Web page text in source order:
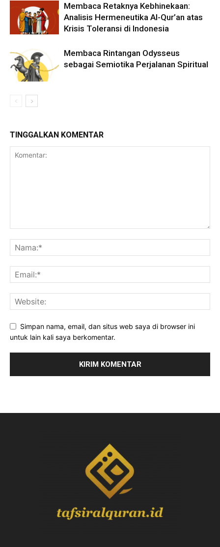
Membaca Retaknya Kebhinekaan:
Analisis Hermeneutika Al-Qur’an atas
Krisis Toleransi di Indonesia
Membaca Rintangan Odysseus
sebagai Semiotika Perjalanan Spiritual
TINGGALKAN KOMENTAR
Simpan nama, email, dan situs web saya di browser ini
untuk lain kali saya berkomentar.